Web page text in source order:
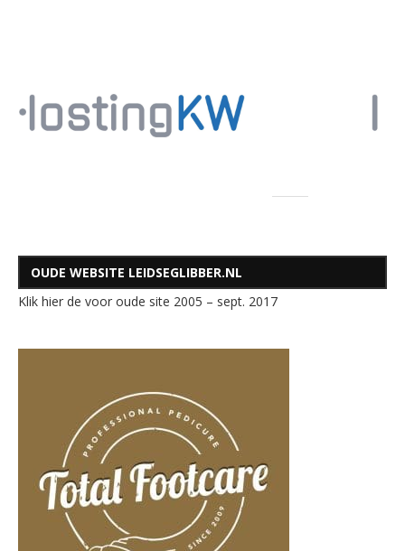
OUDE WEBSITE LEIDSEGLIBBER.NL
Klik hier de voor oude site 2005 – sept. 2017